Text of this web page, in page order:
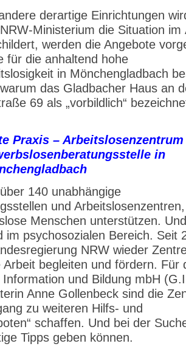
derartige Einrichtungen
Ministerium die Situation im
werden die Angebote
für die anhaltend hohe
in Mönchengladbach
das Gladbacher Haus an
69 als „vorbildlich“
Praxis –
in
140 unabhängige
und
Menschen unterstützen. Und
im psychosozialen Bereich. Seit
NRW wieder
Arbeit begleiten und fördern. Für
und Bildung mbH
Anne Gollenbeck sind die
zu weiteren Hilfs- und
schaffen. Und bei der
Tipps geben können.